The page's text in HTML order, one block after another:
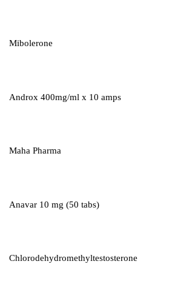
Mibolerone
Androx 400mg/ml x 10 amps
Maha Pharma
Anavar 10 mg (50 tabs)
Chlorodehydromethyltestosterone